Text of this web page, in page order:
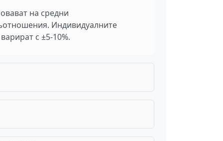
на средни
Индивидуалните
с ±5-10%.